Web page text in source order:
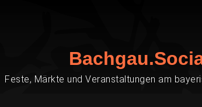
Feste, Märkte und Veranstaltungen am